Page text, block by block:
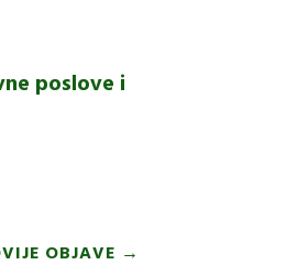
poslove i
OBJAVE →